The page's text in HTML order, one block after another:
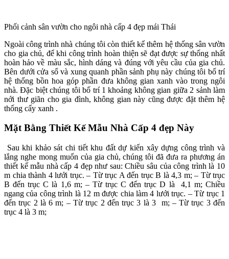
Phối cảnh sân vườn cho ngôi nhà cấp 4 đẹp mái Thái
Ngoài công trình nhà chúng tôi còn thiết kế thêm hệ thống sân vườn
cho gia chủ, để khi công trình hoàn thiện sẽ đạt được sự thống nhất
hoàn hảo về màu sắc, hình dáng và đúng với yêu cầu của gia chủ.
Bên dưới cửa sổ và xung quanh phần sảnh phụ này chúng tôi bố trí
hệ thống bồn hoa góp phần đưa không gian xanh vào trong ngôi
nhà​. Đặc biệt chúng tôi bố trí 1 khoảng không gian giữa 2 sảnh làm
nới thư giãn cho gia đình, không gian này cũng được đặt thêm hệ
thống cấy xanh .
Mặt Bằng Thiết Kế Mẫu Nhà Cấp 4 đẹp Này
Sau khi khảo sát chi tiết khu đất dự kiến xây dựng công trình và
lắng nghe mong muốn của gia chủ, chúng tôi đã đưa ra phương án
thiết kế mẫu nhà cấp 4 đẹp như sau: Chiều sâu của công trình là 10
m chia thành 4 lưới trục. – Từ trục A đến trục B là 4,3 m; – Từ trục
B đến trục C là 1,6 m; – Từ trục C đến trục D là 4,1 m; Chiều
ngang của công trình là 12 m được chia làm 4 lưới trục. – Từ trục 1
đến trục 2 là 6 m; – Từ trục 2 đến trục 3 là 3 m; – Từ trục 3 đến
trục 4 là 3 m;